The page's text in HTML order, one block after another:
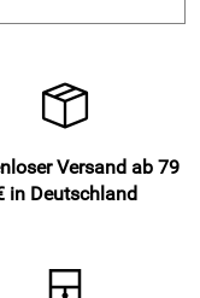
Versand ab 79
in Deutschland